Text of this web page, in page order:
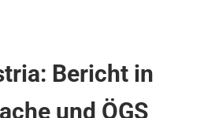
Bericht in
und ÖGS